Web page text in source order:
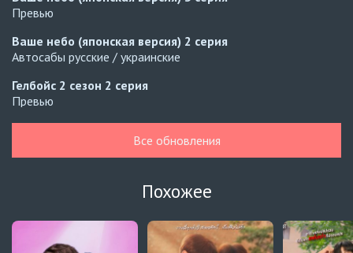
Превью
Ваше небо (японская версия) 2 серия
Автосабы русские / украинские
Гелбойс 2 сезон 2 серия
Превью
Автосабы русские / украинские
Огонь5 серия
Автосабы русские / украинские
Все обновления
Похожее